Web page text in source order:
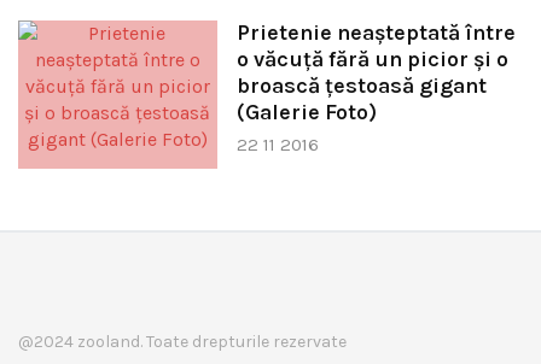
Prietenie neaşteptată între
o văcuţă fără un picior şi o
broască ţestoasă gigant
(Galerie Foto)
22 11 2016
@2024 zooland. Toate drepturile rezervate